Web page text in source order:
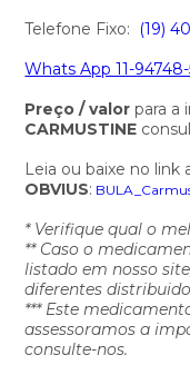
Telefone Fixo: (19)
Whats App 11-
Preço / valor para a
CARMUSTINE
Leia ou baixe no link
OBVIUS:
* Verifique qual o
** Caso o
listado em nosso
diferentes
*** Este
assessoramos a
consulte-nos.